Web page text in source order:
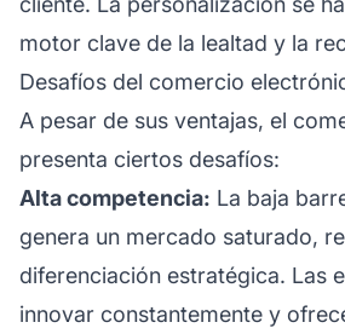
motor clave de la lealtad y la
Desafíos del comercio
A pesar de sus ventajas, el
presenta ciertos desafíos:
Alta competencia: La baja
genera un mercado saturado,
diferenciación estratégica. Las
innovar constantemente y